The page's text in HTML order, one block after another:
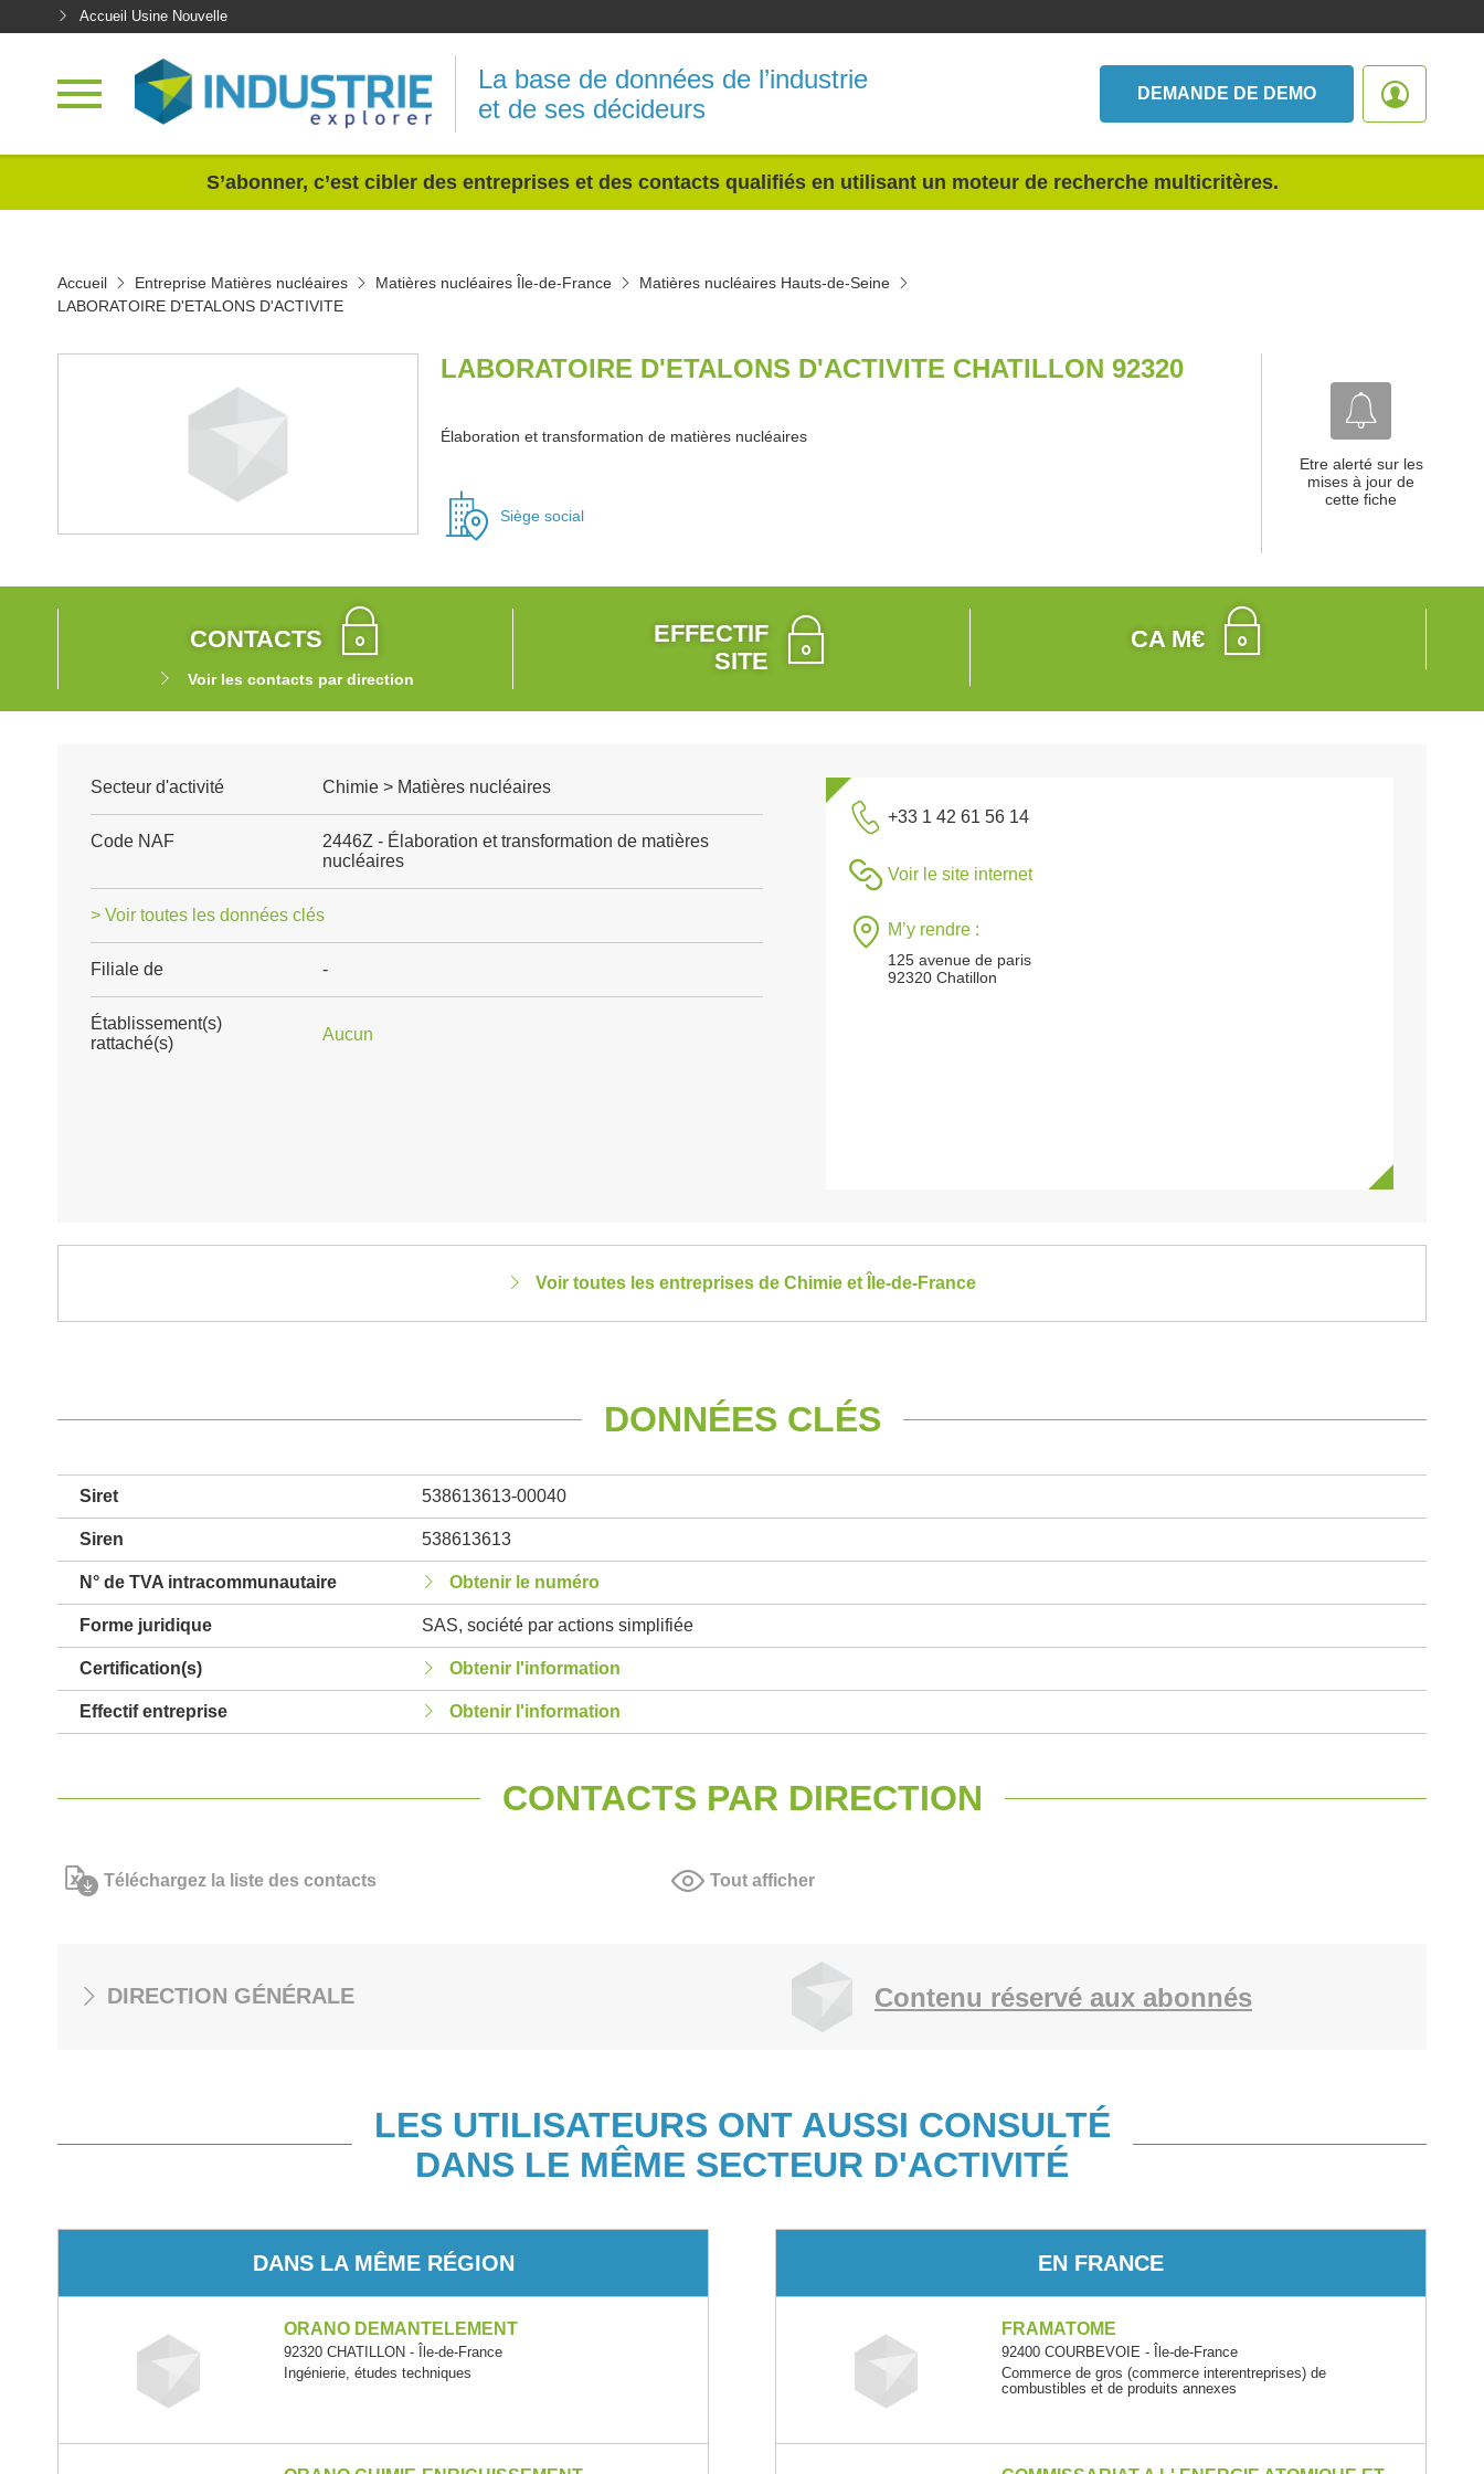
Accueil Usine Nouvelle
La base de données de l’industrie
et de ses décideurs
DEMANDE DE DEMO
S’abonner, c’est cibler des entreprises et des contacts qualifiés en utilisant un moteur de recherche multicritères.
Accueil Entreprise Matières nucléaires Matières nucléaires Île-de-France
Matières nucléaires Hauts-de-Seine
LABORATOIRE D'ETALONS D'ACTIVITE
LABORATOIRE D'ETALONS D'ACTIVITE CHATILLON 92320
Élaboration et transformation de matières nucléaires
Siège social
Etre alerté sur les
mises à jour de
cette fiche
CONTACTS
Voir les contacts par direction
EFFECTIF
SITE
CA M€
Secteur d'activité Chimie > Matières nucléaires
Code NAF
2446Z - Élaboration et transformation de matières
nucléaires
> Voir toutes les données clés
Filiale de -
Établissement(s)
rattaché(s)
Aucun
+33 1 42 61 56 14
Voir le site internet
M’y rendre :
125 avenue de paris
92320 Chatillon
Voir toutes les entreprises de Chimie et Île-de-France
DONNÉES CLÉS
Siret 538613613-00040
Siren 538613613
N° de TVA intracommunautaire Obtenir le numéro
Forme juridique SAS, société par actions simplifiée
Certification(s) Obtenir l'information
Effectif entreprise Obtenir l'information
CONTACTS PAR DIRECTION
Téléchargez la liste des contacts Tout afficher
DIRECTION GÉNÉRALE Contenu réservé aux abonnés
LES UTILISATEURS ONT AUSSI CONSULTÉ
DANS LE MÊME SECTEUR D'ACTIVITÉ
DANS LA MÊME RÉGION
ORANO DEMANTELEMENT
92320 CHATILLON - Île-de-France
Ingénierie, études techniques
EN FRANCE
FRAMATOME
92400 COURBEVOIE - Île-de-France
Commerce de gros (commerce interentreprises) de
combustibles et de produits annexes